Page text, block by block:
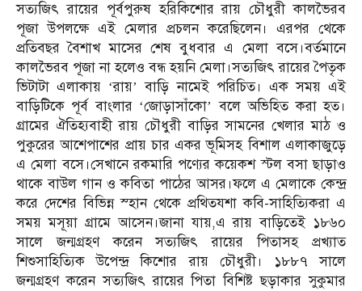
সত্যজিৎ রায়ের পূর্বপুরুষ হরিকিশোর রায় চৌধুরী কালভৈরব
পূজা উপলক্ষে এই মেলার প্রচলন করেছিলেন। এরপর থেকে
প্রতিবছর বৈশাখ মাসের শেষ বুধবার এ মেলা বসে।বর্তমানে
কালভৈরব পূজা না হলেও বন্ধ হয়নি মেলা।সত্যজিৎ রায়ের পৈতৃক
ভিটাটা এলাকায় ‘রায়’ বাড়ি নামেই পরিচিত। এক সময় এই
বাড়িটিকে পূর্ব বাংলার ‘জোড়াসাঁকো’ বলে অভিহিত করা হত।
গ্রামের ঐতিহ্যবাহী রায় চৌধুরী বাড়ির সামনের খেলার মাঠ ও
পুকুরের আশেপাশের প্রায় চার একর ভূমিসহ বিশাল এলাকাজুড়ে
এ মেলা বসে।সেখানে রকমারি পণ্যের কয়েকশ স্টল বসা ছাড়াও
থাকে বাউল গান ও কবিতা পাঠের আসর।ফলে এ মেলাকে কেন্দ্র
করে দেশের বিভিন্ন স্হান থেকে প্রথিতযশা কবি-সাহিত্যিকরা এ
সময় মসূয়া গ্রামে আসেন।জানা যায়,এ রায় বাড়িতেই ১৮৬০
সালে জন্মগ্রহণ করেন সত্যজিৎ রায়ের পিতাসহ প্রখ্যাত
শিশুসাহিত্যিক উপেন্দ্র কিশোর রায় চৌধুরী। ১৮৮৭ সালে
জন্মগ্রহণ করেন সত্যজিৎ রায়ের পিতা বিশিষ্ট ছড়াকার সুকুমার